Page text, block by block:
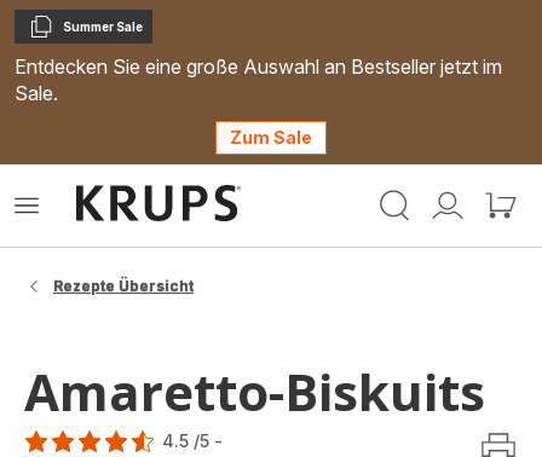
Kopieren
Summer Sale
Entdecken Sie eine große Auswahl an Bestseller jetzt im
Sale.
Zum Sale
Mein
Mein
Das
Rezepte Übersicht
Amaretto-Biskuits
4.5 /5 -